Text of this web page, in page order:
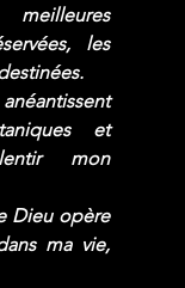
les
et
mon
Dieu opère
ma vie,